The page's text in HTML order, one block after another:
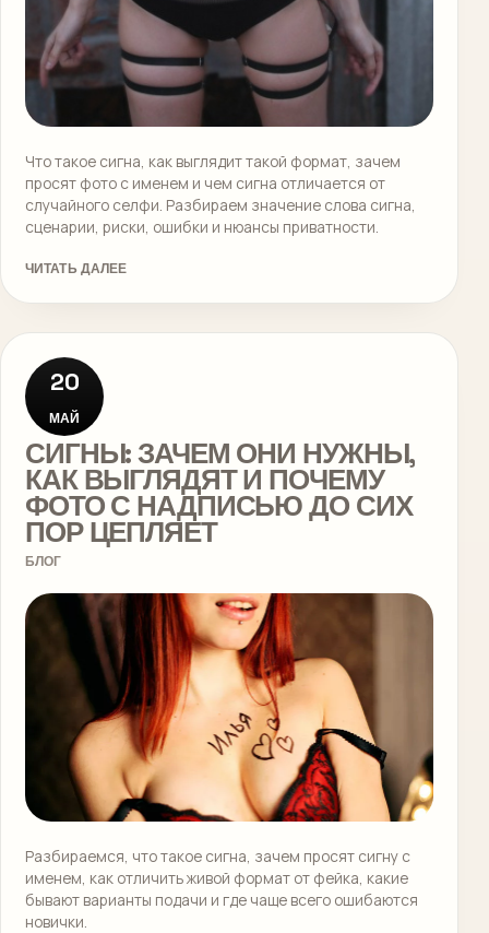
Что такое сигна, как выглядит такой формат, зачем
просят фото с именем и чем сигна отличается от
случайного селфи. Разбираем значение слова сигна,
сценарии, риски, ошибки и нюансы приватности.
ЧИТАТЬ ДАЛЕЕ
20
МАЙ
СИГНЫ: ЗАЧЕМ ОНИ НУЖНЫ,
КАК ВЫГЛЯДЯТ И ПОЧЕМУ
ФОТО С НАДПИСЬЮ ДО СИХ
ПОР ЦЕПЛЯЕТ
БЛОГ
Разбираемся, что такое сигна, зачем просят сигну с
именем, как отличить живой формат от фейка, какие
бывают варианты подачи и где чаще всего ошибаются
новички.